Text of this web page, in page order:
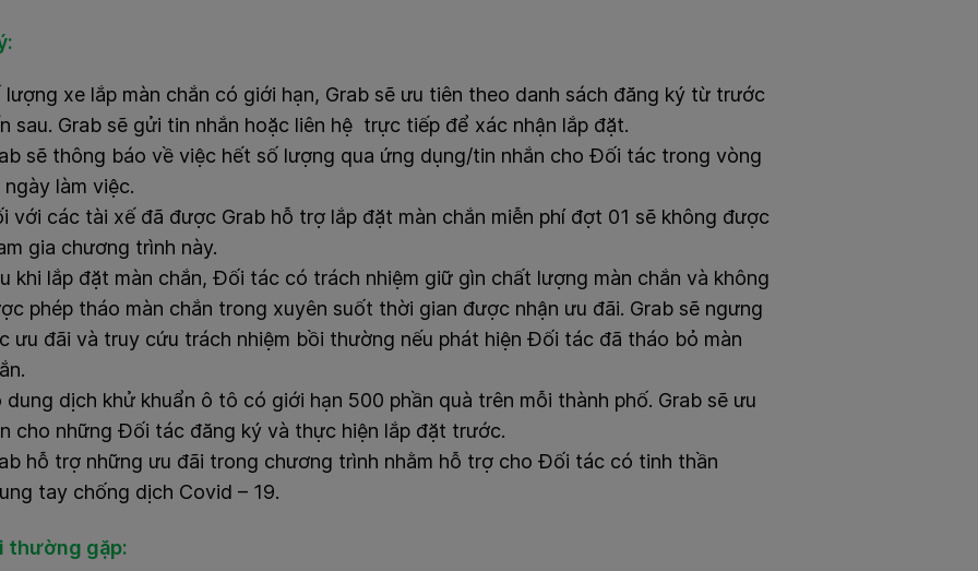
lượng xe lắp màn chắn có giới hạn, Grab sẽ ưu tiên theo danh sách đăng ký từ trước
sau. Grab sẽ gửi tin nhắn hoặc liên hệ trực tiếp để xác nhận lắp đặt.
sẽ thông báo về việc hết số lượng qua ứng dụng/tin nhắn cho Đối tác trong vòng
ngày làm việc.
với các tài xế đã được Grab hỗ trợ lắp đặt màn chắn miễn phí đợt 01 sẽ không được
gia chương trình này.
khi lắp đặt màn chắn, Đối tác có trách nhiệm giữ gìn chất lượng màn chắn và không
phép tháo màn chắn trong xuyên suốt thời gian được nhận ưu đãi. Grab sẽ ngưng
ưu đãi và truy cứu trách nhiệm bồi thường nếu phát hiện Đối tác đã tháo bỏ màn
dung dịch khử khuẩn ô tô có giới hạn 500 phần quà trên mỗi thành phố. Grab sẽ ưu
cho những Đối tác đăng ký và thực hiện lắp đặt trước.
hỗ trợ những ưu đãi trong chương trình nhằm hỗ trợ cho Đối tác có tinh thần
tay chống dịch Covid – 19.
thường gặp: